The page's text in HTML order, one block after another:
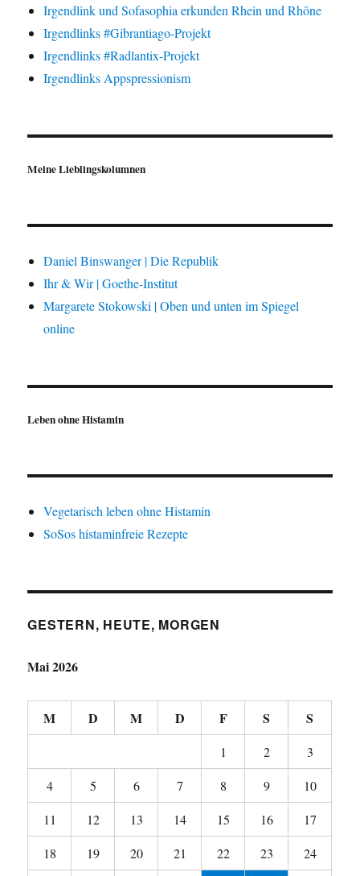
Irgendlink und Sofasophia erkunden Rhein und Rhône
Irgendlinks #Gibrantiago-Projekt
Irgendlinks #Radlantix-Projekt
Irgendlinks Appspressionism
Meine Lieblingskolumnen
Daniel Binswanger | Die Republik
Ihr & Wir | Goethe-Institut
Margarete Stokowski | Oben und unten im Spiegel
online
Leben ohne Histamin
Vegetarisch leben ohne Histamin
SoSos histaminfreie Rezepte
GESTERN, HEUTE, MORGEN
Mai 2026
M D M D F S S
1 2
3
4
5 6 7 8 9
10
11
12 13 14 15 16
17
18
19 20 21 22 23
24